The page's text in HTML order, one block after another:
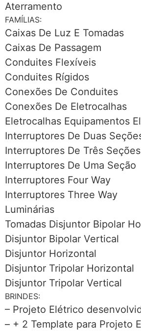
Aterramento
FAMÍLIAS:
Caixas De Luz E Tomadas
Caixas De Passagem
Conduites Flexíveis
Conduites Rígidos
Conexões De Conduites
Conexões De Eletrocalhas
Eletrocalhas Equipamentos
Interruptores De Duas
Interruptores De Três Seções
Interruptores De Uma Seção
Interruptores Four Way
Interruptores Three Way
Luminárias
Tomadas Disjuntor Bipolar
Disjuntor Bipolar Vertical
Disjuntor Horizontal
Disjuntor Tripolar Horizontal
Disjuntor Tripolar Vertical
BRINDES:
– Projeto Elétrico
– + 2 Template para Projeto